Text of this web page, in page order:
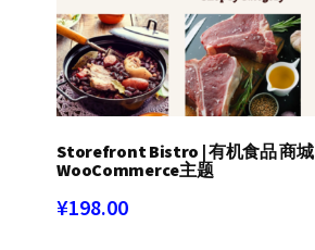
Storefront Bistro | 有机食品 商城
WooCommerce主题
¥198.00